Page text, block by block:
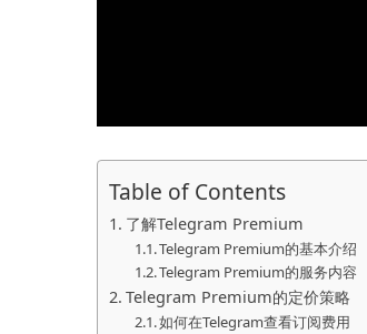
Table of Contents
了解Telegram Premium
Telegram Premium的基本介绍
Telegram Premium的服务内容
Telegram Premium的定价策略
如何在Telegram查看订阅费用